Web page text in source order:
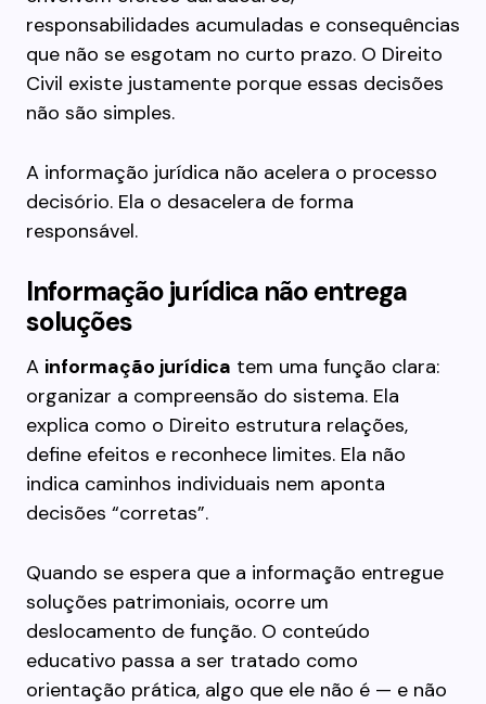
responsabilidades acumuladas e consequências
que não se esgotam no curto prazo. O Direito
Civil existe justamente porque essas decisões
não são simples.
A informação jurídica não acelera o processo
decisório. Ela o desacelera de forma
responsável.
Informação jurídica não entrega
soluções
A informação jurídica tem uma função clara:
organizar a compreensão do sistema. Ela
explica como o Direito estrutura relações,
define efeitos e reconhece limites. Ela não
indica caminhos individuais nem aponta
decisões “corretas”.
Quando se espera que a informação entregue
soluções patrimoniais, ocorre um
deslocamento de função. O conteúdo
educativo passa a ser tratado como
orientação prática, algo que ele não é — e não